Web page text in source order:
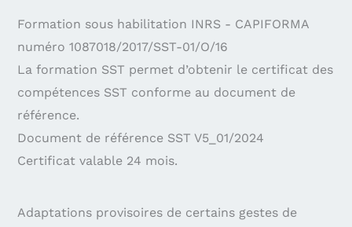
Formation sous habilitation INRS - CAPIFORMA
numéro 1087018/2017/SST-01/O/16
La formation SST permet d’obtenir le certificat des
compétences SST conforme au document de
référence.
Document de référence SST V5_01/2024
Certificat valable 24 mois.
Adaptations provisoires de certains gestes de